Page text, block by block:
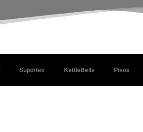
Suportes KettleBells Pisos